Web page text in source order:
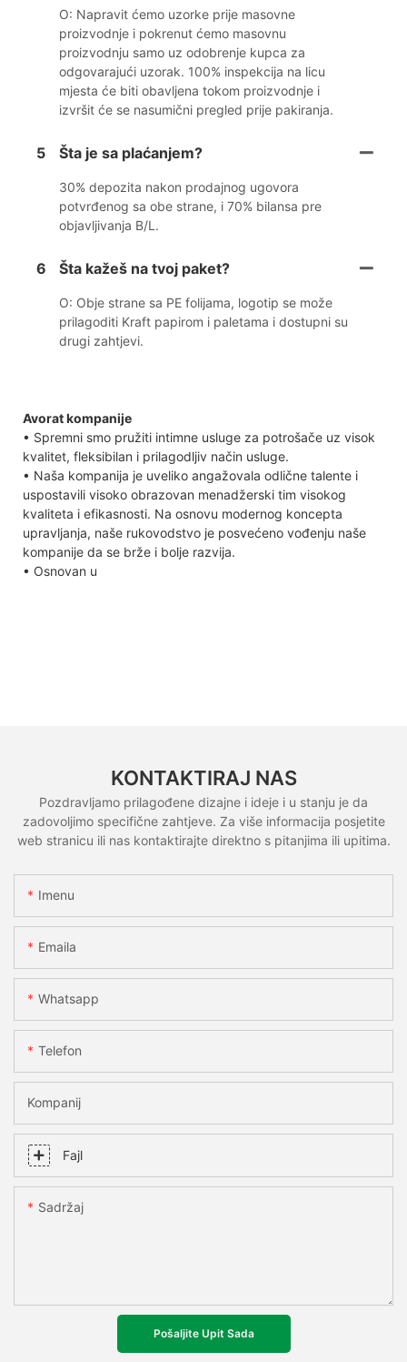
O: Napravit ćemo uzorke prije masovne
proizvodnje i pokrenut ćemo masovnu
proizvodnju samo uz odobrenje kupca za
odgovarajući uzorak. 100% inspekcija na licu
mjesta će biti obavljena tokom proizvodnje i
izvršit će se nasumični pregled prije pakiranja.
5 Šta je sa plaćanjem?
30% depozita nakon prodajnog ugovora
potvrđenog sa obe strane, i 70% bilansa pre
objavljivanja B/L.
6 Šta kažeš na tvoj paket?
O: Obje strane sa PE folijama, logotip se može
prilagoditi Kraft papirom i paletama i dostupni su
drugi zahtjevi.
Avorat kompanije
• Spremni smo pružiti intimne usluge za potrošače uz visok
kvalitet, fleksibilan i prilagodljiv način usluge.
• Naša kompanija je uveliko angažovala odlične talente i
uspostavili visoko obrazovan menadžerski tim visokog
kvaliteta i efikasnosti. Na osnovu modernog koncepta
upravljanja, naše rukovodstvo je posvećeno vođenju naše
kompanije da se brže i bolje razvija.
• Osnovan u
KONTAKTIRAJ NAS
Pozdravljamo prilagođene dizajne i ideje i u stanju je da
zadovoljimo specifične zahtjeve. Za više informacija posjetite
web stranicu ili nas kontaktirajte direktno s pitanjima ili upitima.
Imenu
Emaila
Whatsapp
Telefon
Kompanij
Fajl
Sadržaj
Pošaljite Upit Sada